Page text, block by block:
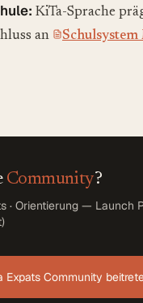
KiTa-Sprache
an
Community?
· Orientierung — Launch
Expats Community